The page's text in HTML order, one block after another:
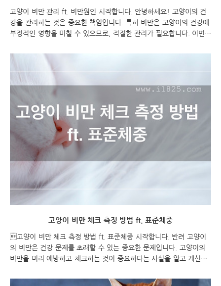
고양이 비만 관리 ft. 비만원인 시작합니다. 안녕하세요! 고양이의 건
강을 관리하는 것은 중요한 책임입니다. 특히 비만은 고양이의 건강에
부정적인 영향을 미칠 수 있으므로, 적절한 관리가 필요합니다. 이번
니다. 고양이의 체중을 적절하게 유지하고, 건강하게 키우는 방법에 대
해 함께 알아보도록 하겠습니다. 고양이 비만 관리 ft. 비만원인 고양
이 비만 관리 고양이 비만, 비만묘, 비만한 고영희씨 비만은 고양이의
건강에 부정적인 영향을 미칠 수 있습니다. 비만 고양이는 당뇨병, 관
절 문제, 심장 질환 등의 건강 문제를 야기할 수 있으며, 수명을 단축
시킬 수도 있습니다. 따라서 비만을 관리하여 고양이의 건강을 지키는
것이 중요합니다. 비만을 관리하..
고양이 비만 체크 측정 방법 ft. 표준체중
고양이 비만 체크 측정 방법 ft. 표준체중 시작합니다. 반려 고양이
의 비만은 건강 문제를 초래할 수 있는 중요한 문제입니다. 고양이의
비만을 미리 예방하고 체크하는 것이 중요하다는 사실을 알고 계신가
체중을 측정하고, 체지방량을 평가하는 방법, 식이 관리 및 운동 계획